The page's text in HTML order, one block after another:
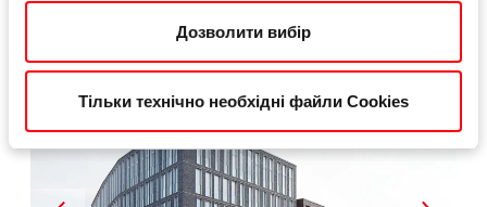
Дозволити вибір
Тільки технічно необхідні файли Cookies